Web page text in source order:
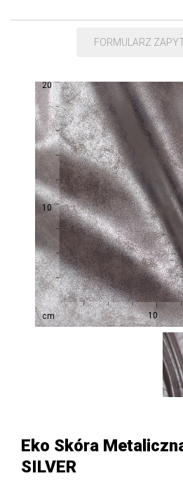
FORMULARZ
Eko Skóra
SILVER